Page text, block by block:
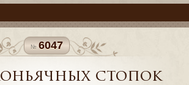
6047
стопок